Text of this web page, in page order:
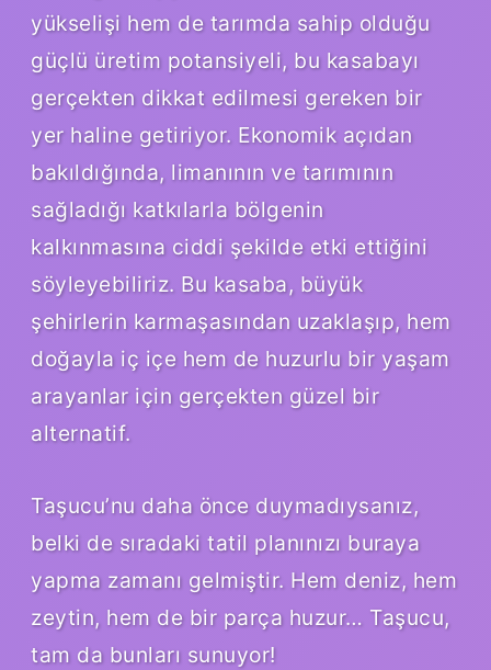
yükselişi hem de tarımda sahip olduğu
güçlü üretim potansiyeli, bu kasabayı
gerçekten dikkat edilmesi gereken bir
yer haline getiriyor. Ekonomik açıdan
bakıldığında, limanının ve tarımının
sağladığı katkılarla bölgenin
kalkınmasına ciddi şekilde etki ettiğini
söyleyebiliriz. Bu kasaba, büyük
şehirlerin karmaşasından uzaklaşıp, hem
doğayla iç içe hem de huzurlu bir yaşam
arayanlar için gerçekten güzel bir
alternatif.
Taşucu’nu daha önce duymadıysanız,
belki de sıradaki tatil planınızı buraya
yapma zamanı gelmiştir. Hem deniz, hem
zeytin, hem de bir parça huzur… Taşucu,
tam da bunları sunuyor!